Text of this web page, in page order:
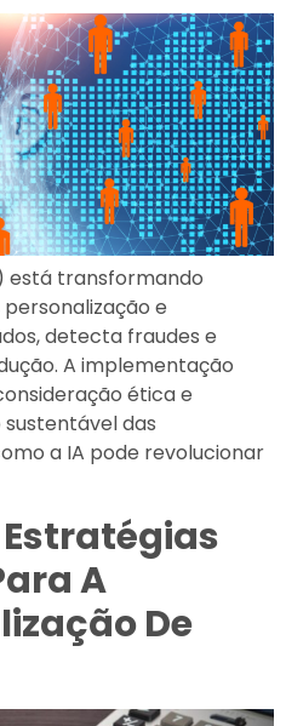
está transformando
e
detecta fraudes e
A implementação
ética e
das
a IA pode revolucionar
A
De